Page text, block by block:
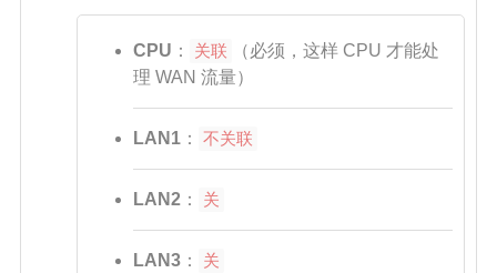
CPU ： 关联
（必须，这样 CPU 才能处
理 WAN 流量）
LAN1： 不关联
LAN2： 关
LAN3： 关